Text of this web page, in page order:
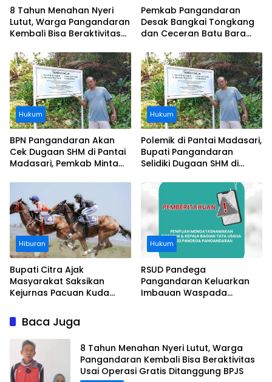
8 Tahun Menahan Nyeri
Lutut, Warga Pangandaran
Kembali Bisa Beraktivitas
Ditanggung BPJS
Pemkab Pangandaran
Desak Bangkai Tongkang
dan Ceceran Batu Bara
Buruknya Koordinasi
Perusahaan
Hukum
BPN Pangandaran Akan
Cek Dugaan SHM di Pantai
Madasari, Pemkab Minta
Hukum
Polemik di Pantai Madasari,
Bupati Pangandaran
Selidiki Dugaan SHM di
Pantai
Hiburan
Bupati Citra Ajak
Masyarakat Saksikan
Kejurnas Pacuan Kuda
Legokjawa
Hukum
RSUD Pandega
Pangandaran Keluarkan
Imbauan Waspada
Baca Juga
8 Tahun Menahan Nyeri Lutut, Warga
Pangandaran Kembali Bisa Beraktivitas
Usai Operasi Gratis Ditanggung BPJS